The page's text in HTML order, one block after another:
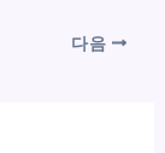
다음